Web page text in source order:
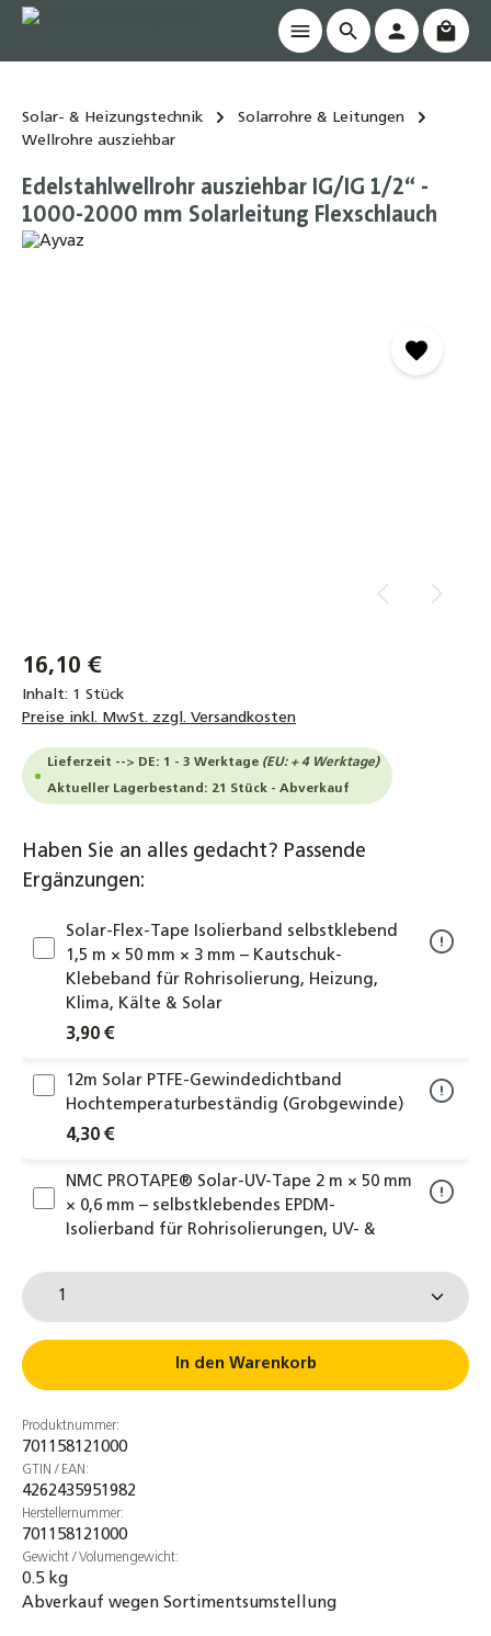
springen
Solar- & Heizungstechnik
Solarrohre & Leitungen
Wellrohre ausziehbar
Edelstahlwellrohr ausziehbar IG/IG 1/2“ -
1000-2000 mm Solarleitung Flexschlauch
16,10 €
Inhalt: 1 Stück
Preise inkl. MwSt. zzgl. Versandkosten
Lieferzeit --> DE: 1 - 3 Werktage (EU: + 4 Werktage)
Aktueller Lagerbestand: 21 Stück - Abverkauf
Haben Sie an alles gedacht? Passende
Ergänzungen:
Solar-Flex-Tape Isolierband selbstklebend
1,5 m × 50 mm × 3 mm – Kautschuk-
Klebeband für Rohrisolierung, Heizung,
Klima, Kälte & Solar
3,90 €
12m Solar PTFE-Gewindedichtband
Hochtemperaturbeständig (Grobgewinde)
4,30 €
NMC PROTAPE® Solar-UV-Tape 2 m × 50 mm
× 0,6 mm – selbstklebendes EPDM-
Isolierband für Rohrisolierungen, UV- &
bis 40 Liter inkl. Doppelrückflußverhinderer
Solarflüssigkeit Wärmeträgermedium
Solarliquid bis -28°C
20,90 €
Messing Doppelnippel 3/8" bis 1 1/2" -
beidseitig flachdichtend - Trinkwasser
geeignet
2,95 €
Produkt Anzahl: Gib den gewünschten Wert ein
In den Warenkorb
Produktnummer:
701158121000
GTIN / EAN:
4262435951982
Herstellernummer:
701158121000
Gewicht / Volumengewicht:
0.5 kg
Abverkauf wegen Sortimentsumstellung